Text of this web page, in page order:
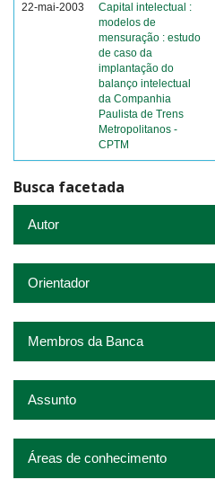
22-mai-2003
Capital intelectual :
modelos de
mensuração : estudo
de caso da
implantação do
balanço intelectual
da Companhia
Paulista de Trens
Metropolitanos -
CPTM
Busca facetada
Autor
Orientador
Membros da Banca
Assunto
Áreas de conhecimento